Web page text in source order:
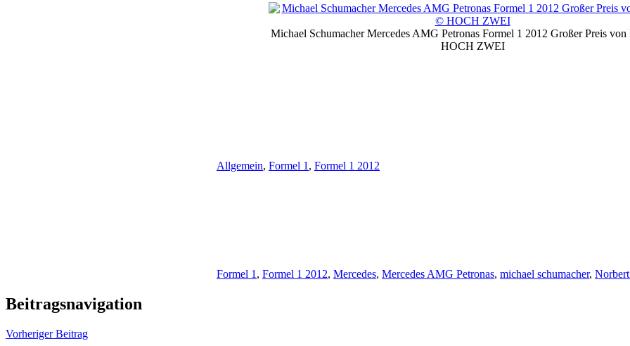
Michael Schumacher Mercedes AMG Petronas Formel 1 2012 Großer Preis
HOCH ZWEI
Allgemein, Formel 1 , Formel 1 2012
Formel 1 , Formel 1 2012, Mercedes, Mercedes AMG Petronas, michael schumacher,
Beitragsnavigation
Vorheriger Beitrag